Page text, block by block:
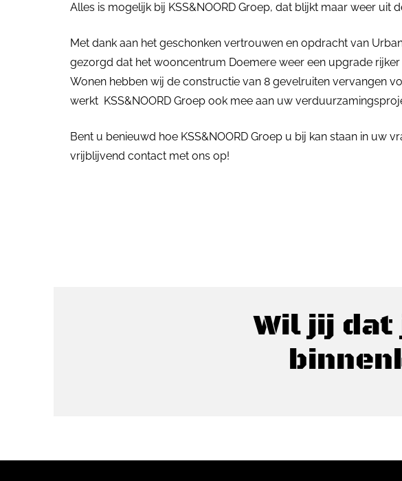
Alles is mogelijk bij KSS&NOORD Groep, dat blijkt maar weer uit
Met dank aan het geschonken vertrouwen en opdracht van
gezorgd dat het wooncentrum Doemere weer een upgrade rijker
Wonen hebben wij de constructie van 8 gevelruiten vervangen
werkt KSS&NOORD Groep ook mee aan uw
Bent u benieuwd hoe KSS&NOORD Groep u bij kan staan in uw
vrijblijvend contact met ons op!
Wil jij